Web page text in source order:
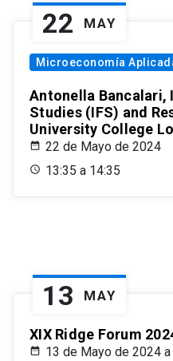
22 MAY
Microeconomía
Antonella Bancalari,
Studies (IFS) and
University College
22 de Mayo de 2024
13:35 a 14:35
13 MAY
XIX Ridge Forum
13 de Mayo de 2024